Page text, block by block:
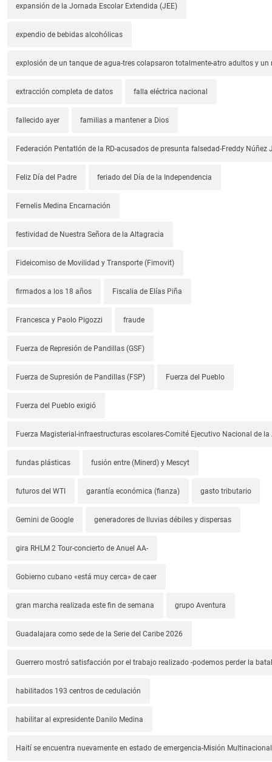
expansión de la Jornada Escolar Extendida (JEE)
expendio de bebidas alcohólicas
explosión de un tanque de agua-tres colapsaron totalmente-atro adultos y un
extracción completa de datos falla eléctrica nacional
fallecido ayer familias a mantener a Dios
Federación Pentatlón de la RD-acusados de presunta falsedad-Freddy Núñez
Feliz Día del Padre feriado del Día de la Independencia
Fernelis Medina Encarnación
festividad de Nuestra Señora de la Altagracia
Fideicomiso de Movilidad y Transporte (Fimovit)
firmados a los 18 años Fiscalia de Elías Piña
Francesca y Paolo Pigozzi fraude
Fuerza de Represión de Pandillas (GSF)
Fuerza de Supresión de Pandillas (FSP) Fuerza del Pueblo
Fuerza del Pueblo exigió
Fuerza Magisterial-infraestructuras escolares-Comité Ejecutivo Nacional de la
fundas plásticas fusión entre (Minerd) y Mescyt
futuros del WTI garantía económica (fianza) gasto tributario
Gemini de Google generadores de lluvias débiles y dispersas
gira RHLM 2 Tour-concierto de Anuel AA-
Gobierno cubano «está muy cerca» de caer
gran marcha realizada este fin de semana grupo Aventura
Guadalajara como sede de la Serie del Caribe 2026
Guerrero mostró satisfacción por el trabajo realizado -podemos perder la
habilitados 193 centros de cedulación
habilitar al expresidente Danilo Medina
Haití se encuentra nuevamente en estado de emergencia-Misión